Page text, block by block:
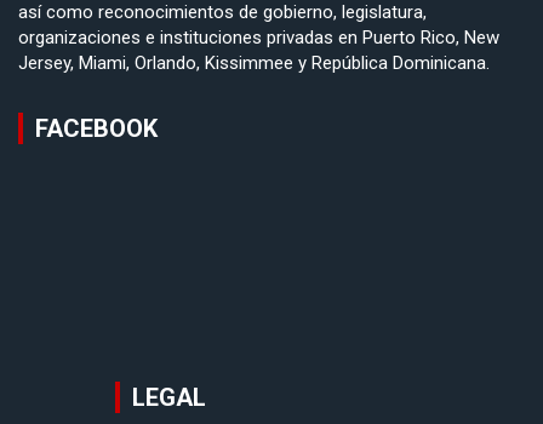
así como reconocimientos de gobierno, legislatura,
organizaciones e instituciones privadas en Puerto Rico, New
Jersey, Miami, Orlando, Kissimmee y República Dominicana.
FACEBOOK
LEGAL